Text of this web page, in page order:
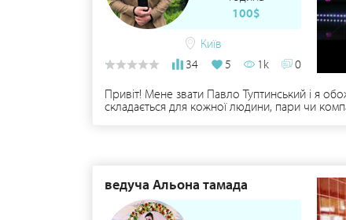
100$
Київ
34
5 1k
0
Привіт! Мене звати Павло Туптинський і я
складається для кожної людини, пари чи
ведуча Альона тамада